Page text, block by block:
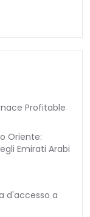
Profitable
Oriente:
Emirati Arabi
d'accesso a